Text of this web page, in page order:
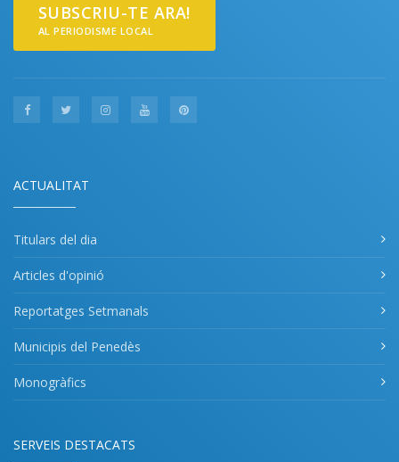
SUBSCRIU-TE ARA!
AL PERIODISME LOCAL
ACTUALITAT
Titulars del dia
Articles d'opinió
Reportatges Setmanals
Municipis del Penedès
Monogràfics
SERVEIS DESTACATS